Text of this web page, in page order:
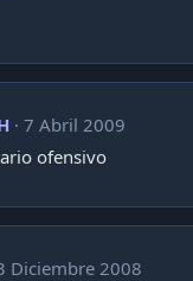
7 Abril 2009
ofensivo
Diciembre 2008